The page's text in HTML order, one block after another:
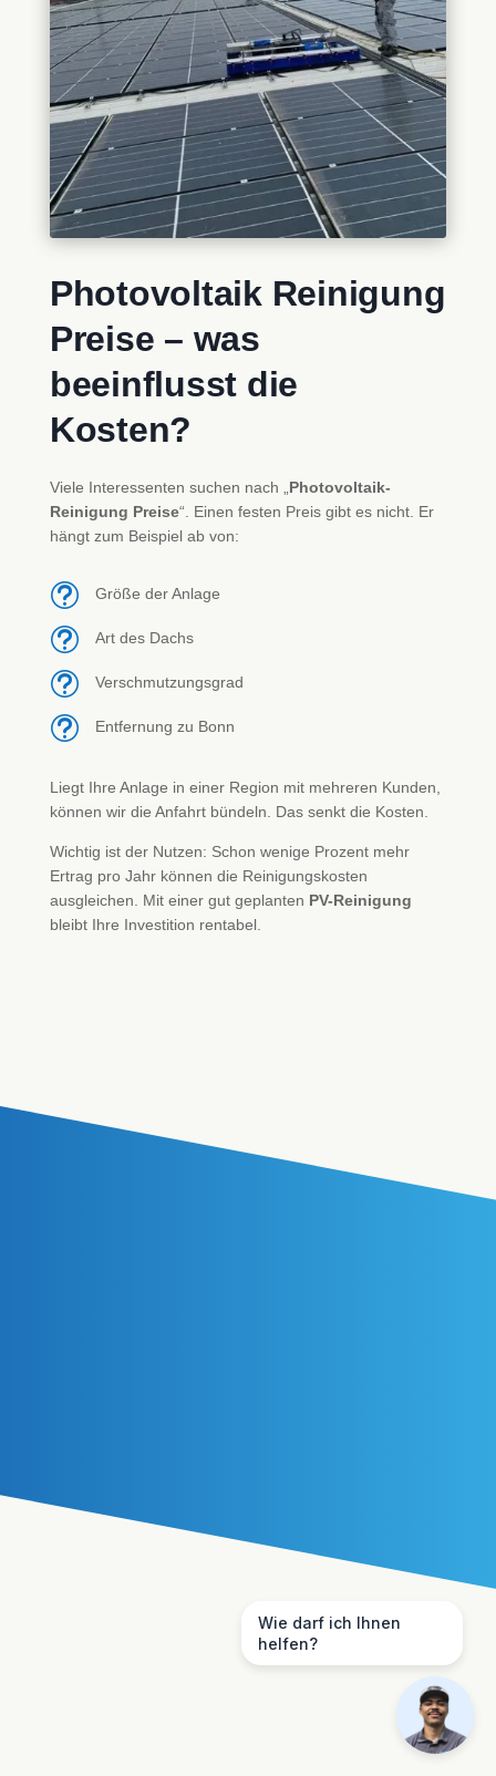
Photovoltaik Reinigung
Preise – was
beeinflusst die
Kosten?
Viele Interessenten suchen nach „Photovoltaik-
Reinigung Preise“. Einen festen Preis gibt es nicht. Er
hängt zum Beispiel ab von:
t Größe der Anlage
t Art des Dachs
t Verschmutzungsgrad
t Entfernung zu Bonn
Liegt Ihre Anlage in einer Region mit mehreren Kunden,
können wir die Anfahrt bündeln. Das senkt die Kosten.
Wichtig ist der Nutzen: Schon wenige Prozent mehr
Ertrag pro Jahr können die Reinigungskosten
ausgleichen. Mit einer gut geplanten PV-Reinigung
bleibt Ihre Investition rentabel.
Wie darf ich Ihnen
helfen?